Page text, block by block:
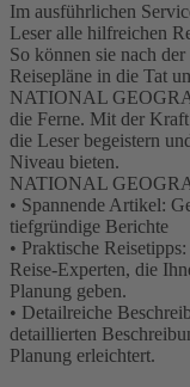
Im ausführlichen
Leser alle hilfreichen
So können sie nach
Reisepläne in die Tat
NATIONAL
die Ferne. Mit der
die Leser begeistern
Niveau bieten.
NATIONAL
• Spannende Artikel:
tiefgründige Berichte
• Praktische
Reise-Experten, die
Planung geben.
• Detailreiche
detaillierten
Planung erleichtert.